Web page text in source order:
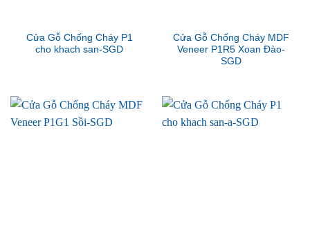
Cửa Gỗ Chống Cháy P1
cho khach san-SGD
Cửa Gỗ Chống Cháy MDF
Veneer P1R5 Xoan Đào-
SGD